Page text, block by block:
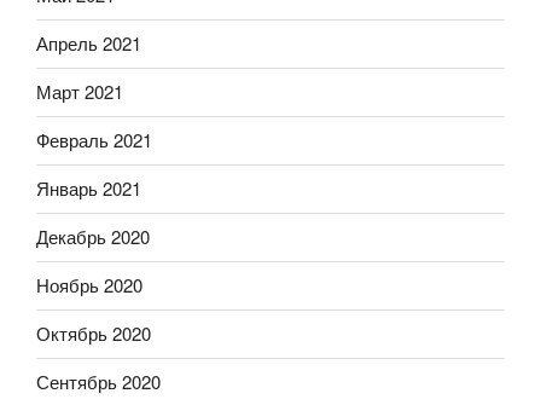
Апрель 2021
Март 2021
Февраль 2021
Январь 2021
Декабрь 2020
Ноябрь 2020
Октябрь 2020
Сентябрь 2020